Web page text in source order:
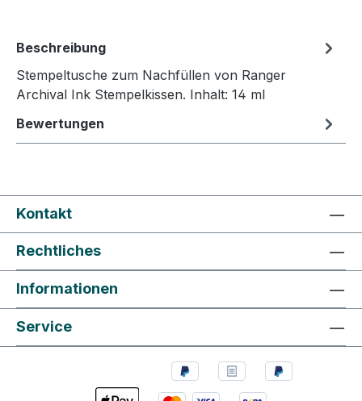
Beschreibung
Stempeltusche zum Nachfüllen von Ranger
Archival Ink Stempelkissen. Inhalt: 14 ml
Bewertungen
Kontakt
Rechtliches
Informationen
Service